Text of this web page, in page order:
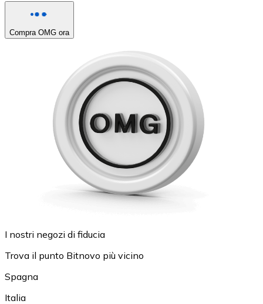
Compra OMG ora
I nostri negozi di fiducia
Trova il punto Bitnovo più vicino
Spagna
Italia